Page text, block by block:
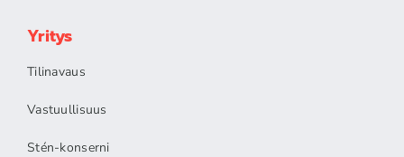
Yritys
Tilinavaus
Vastuullisuus
Stén-konserni